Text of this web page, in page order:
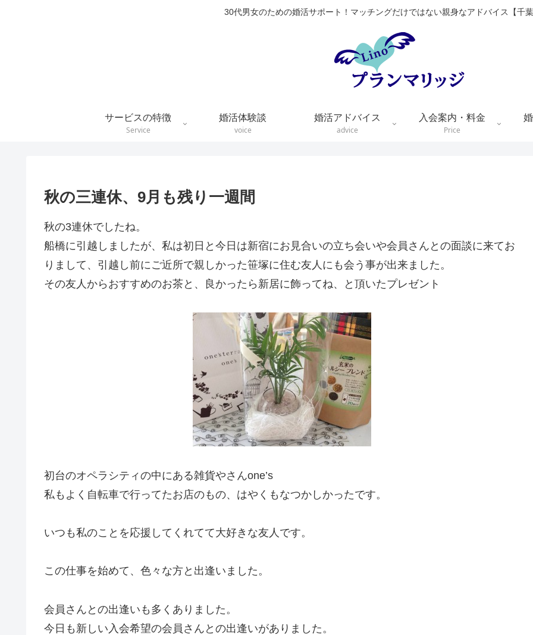
30代男女のための婚活サポート！マッチングだけではない親身なアドバイス【千
サービスの特徴
Service
婚活体験談
voice
婚活アドバイス
advice
入会案内・料金
Price
秋の三連休、9月も残り一週間
秋の3連休でしたね。
船橋に引越しましたが、私は初日と今日は新宿にお見合いの立ち会いや会員さんとの面談に来てお
りまして、引越し前にご近所で親しかった笹塚に住む友人にも会う事が出来ました。
その友人からおすすめのお茶と、良かったら新居に飾ってね、と頂いたプレゼント
初台のオペラシティの中にある雑貨やさんone’s
私もよく自転車で行ってたお店のもの、はやくもなつかしかったです。
いつも私のことを応援してくれてて大好きな友人です。
この仕事を始めて、色々な方と出逢いました。
会員さんとの出逢いも多くありました。
今日も新しい入会希望の会員さんとの出逢いがありました。